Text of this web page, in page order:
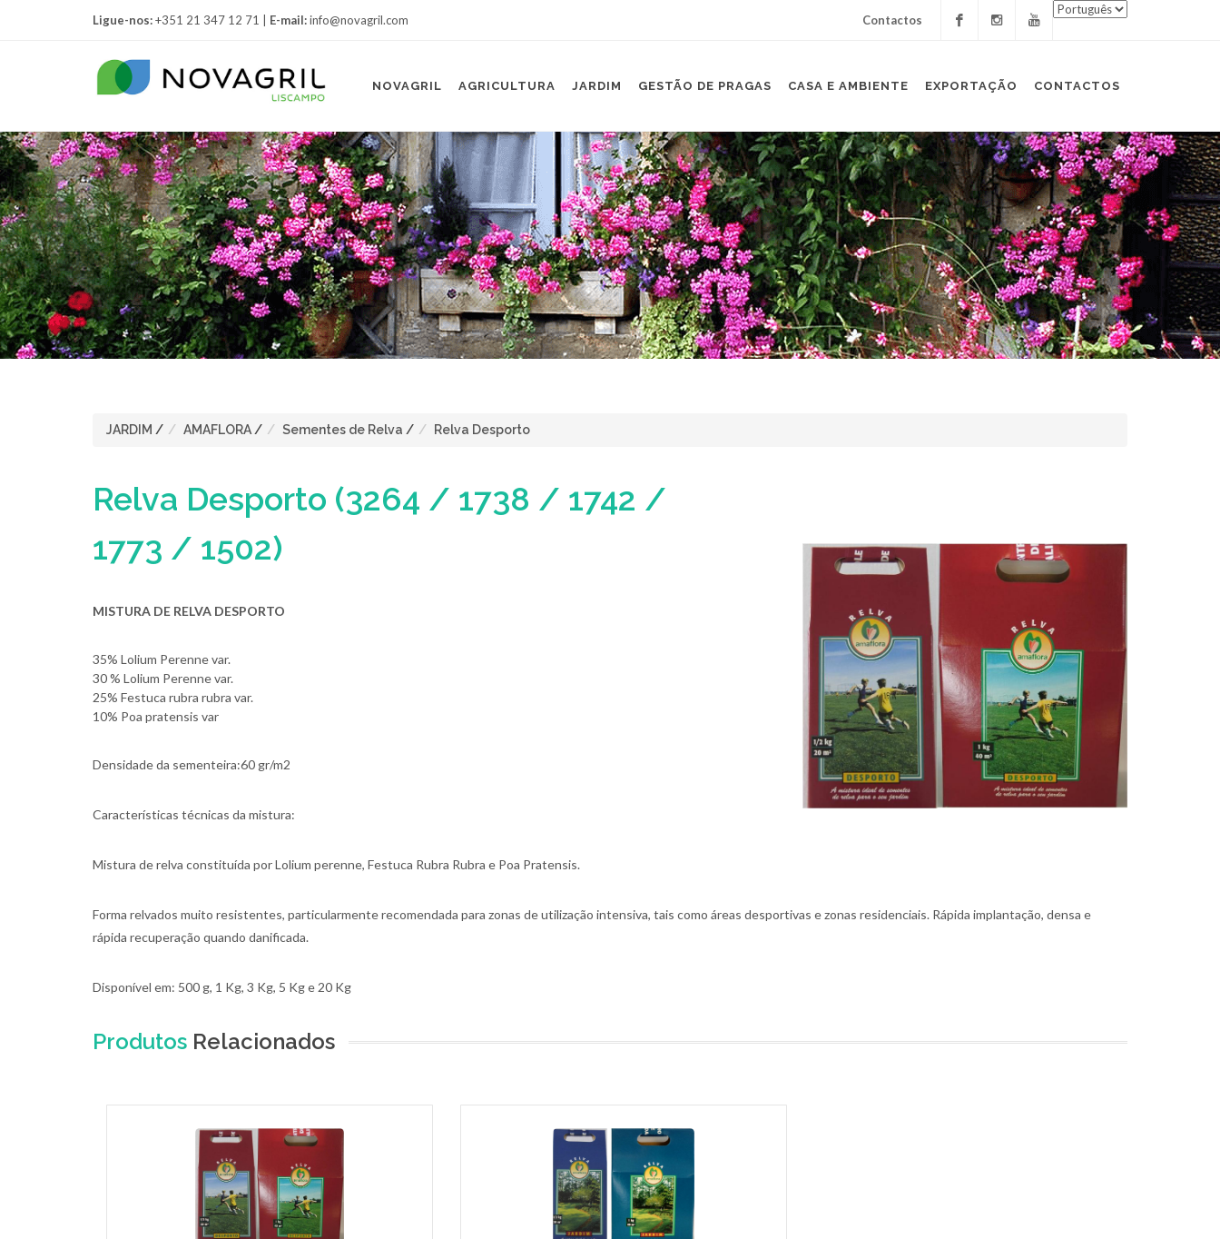
Ligue-nos:+351 21 347 12 71 | E-mail:info@novagril.com Contactos
NOVAGRIL AGRICULTURA JARDIM GESTÃO DE PRAGAS CASA E AMBIENTE EXPORTAÇÃO CONTACTOS
JARDIM / AMAFLORA / Sementes de Relva / Relva Desporto
Relva Desporto (3264 / 1738 / 1742 /
1773 / 1502)
MISTURA DE RELVA DESPORTO
35% Lolium Perenne var.
30 % Lolium Perenne var.
25% Festuca rubra rubra var.
10% Poa pratensis var
Densidade da sementeira:60 gr/m2
Características técnicas da mistura:
Mistura de relva constituída por Lolium perenne, Festuca Rubra Rubra e Poa Pratensis.
Forma relvados muito resistentes, particularmente recomendada para zonas de utilização intensiva, tais como áreas desportivas e zonas residenciais. Rápida implantação, densa e
rápida recuperação quando danificada.
Disponível em: 500 g, 1 Kg, 3 Kg, 5 Kg e 20 Kg
Produtos Relacionados